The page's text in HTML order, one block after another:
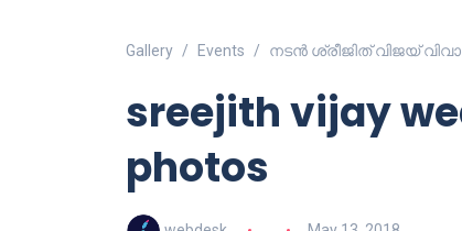
Gallery Events നടൻ ശ്രീജിത് വിജയ്
sreejith vijay
photos